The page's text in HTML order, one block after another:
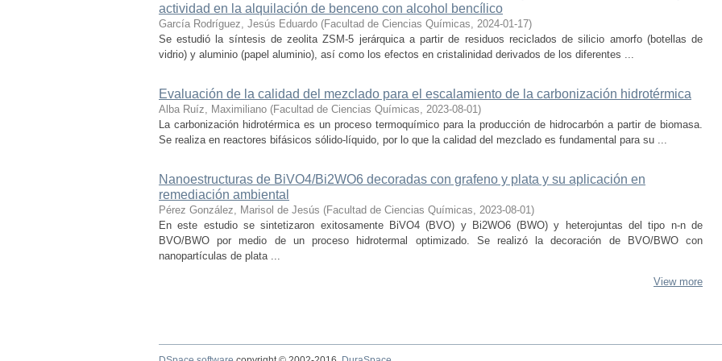
actividad en la alquilación de benceno con alcohol bencílico
García Rodríguez, Jesús Eduardo (Facultad de Ciencias Químicas, 2024-01-17)
Se estudió la síntesis de zeolita ZSM-5 jerárquica a partir de residuos reciclados de silicio amorfo (botellas de
vidrio) y aluminio (papel aluminio), así como los efectos en cristalinidad derivados de los diferentes ...
Evaluación de la calidad del mezclado para el escalamiento de la carbonización hidrotérmica
Alba Ruíz, Maximiliano (Facultad de Ciencias Químicas, 2023-08-01)
La carbonización hidrotérmica es un proceso termoquímico para la producción de hidrocarbón a partir de biomasa.
Se realiza en reactores bifásicos sólido-líquido, por lo que la calidad del mezclado es fundamental para su ...
Nanoestructuras de BiVO4/Bi2WO6 decoradas con grafeno y plata y su aplicación en
remediación ambiental
Pérez González, Marisol de Jesús (Facultad de Ciencias Químicas, 2023-08-01)
En este estudio se sintetizaron exitosamente BiVO4 (BVO) y Bi2WO6 (BWO) y heterojuntas del tipo n-n de
BVO/BWO por medio de un proceso hidrotermal optimizado. Se realizó la decoración de BVO/BWO con
nanopartículas de plata ...
View more